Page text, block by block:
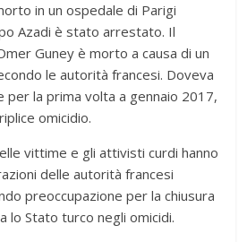
in un ospedale di Parigi
Azadi è stato arrestato. Il
Guney è morto a causa di un
le autorità francesi. Doveva
per la prima volta a gennaio 2017,
omicidio.
vittime e gli attivisti curdi hanno
delle autorità francesi
preoccupazione per la chiusura
lo Stato turco negli omicidi.